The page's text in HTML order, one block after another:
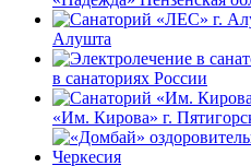
Алушта
в санаториях России
«Им. Кирова» г.